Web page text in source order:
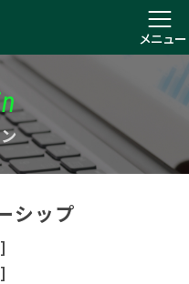
メニュー
シップ